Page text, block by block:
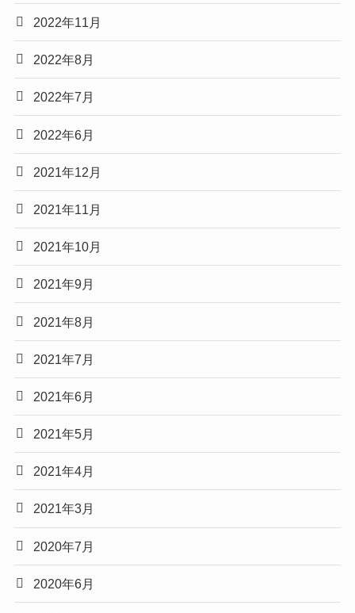
2022年11月
2022年8月
2022年7月
2022年6月
2021年12月
2021年11月
2021年10月
2021年9月
2021年8月
2021年7月
2021年6月
2021年5月
2021年4月
2021年3月
2020年7月
2020年6月